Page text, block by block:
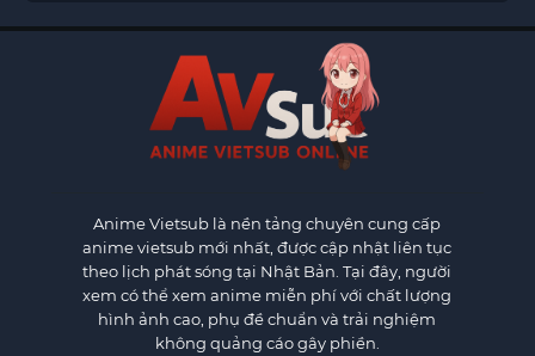
Anime Vietsub là nền tảng chuyên cung cấp
anime vietsub mới nhất, được cập nhật liên tục
theo lịch phát sóng tại Nhật Bản. Tại đây, người
xem có thể xem anime miễn phí với chất lượng
hình ảnh cao, phụ đề chuẩn và trải nghiệm
không quảng cáo gây phiền.